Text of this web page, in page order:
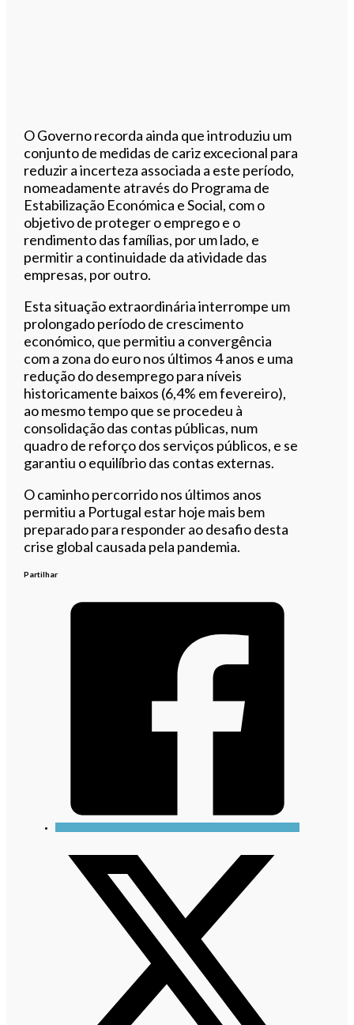
O Governo recorda ainda que introduziu um
conjunto de medidas de cariz excecional para
reduzir a incerteza associada a este período,
nomeadamente através do Programa de
Estabilização Económica e Social, com o
objetivo de proteger o emprego e o
rendimento das famílias, por um lado, e
permitir a continuidade da atividade das
empresas, por outro.
Esta situação extraordinária interrompe um
prolongado período de crescimento
económico, que permitiu a convergência
com a zona do euro nos últimos 4 anos e uma
redução do desemprego para níveis
historicamente baixos (6,4% em fevereiro),
ao mesmo tempo que se procedeu à
consolidação das contas públicas, num
quadro de reforço dos serviços públicos, e se
garantiu o equilíbrio das contas externas.
O caminho percorrido nos últimos anos
permitiu a Portugal estar hoje mais bem
preparado para responder ao desafio desta
crise global causada pela pandemia.
Partilhar